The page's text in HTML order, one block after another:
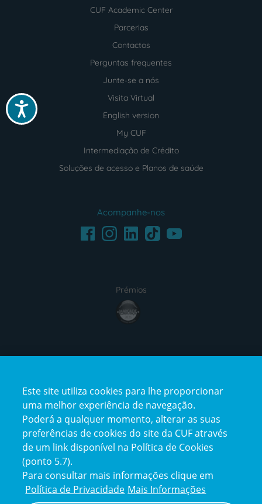
Acessibilidade
CUF Academic Center
Parcerias
Contactos
Perguntas frequentes
Junte-se a nós
Visita Virtual
English version
My CUF
Intermediação de Crédito
Soluções de acesso e Planos de saúde
Acompanhe-nos
FacebookInstagramLinkedInTikTokYoutube
Prémios
award4
certification2certification3
Reclamações
e
Este site utiliza cookies para lhe proporcionar
uma melhor experiência de navegação.
Poderá a qualquer momento, alterar as suas
preferências de cookies do site da CUF através
de um link disponível na Política de Cookies
(ponto 5.7).
Para consultar mais informações clique em
Política de Privacidade Mais Informações